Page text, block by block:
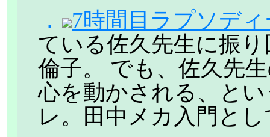
．
7時間目ラプソデ
ている佐久先生に振
倫子。 でも、佐久先
心を動かされる、と
レ。田中メカ入門と